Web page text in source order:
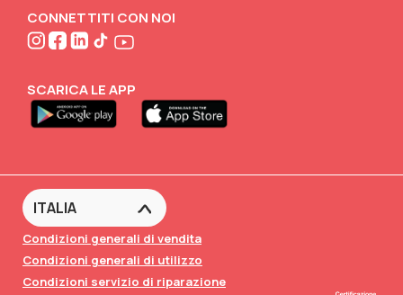
Attività creative
FABA•BLOG
CONNETTITI CON NOI
SCARICA LE APP
Condizioni generali di vendita
Condizioni generali di utilizzo
Condizioni servizio di riparazione